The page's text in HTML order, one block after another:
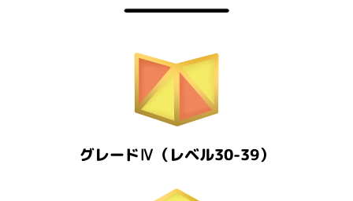
グレードⅣ（レベル30-39）